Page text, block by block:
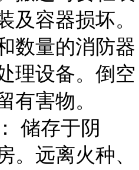
及容器损坏。
数量的消防器
理设备。倒空
有害物。
储存于阴
。远离火种、